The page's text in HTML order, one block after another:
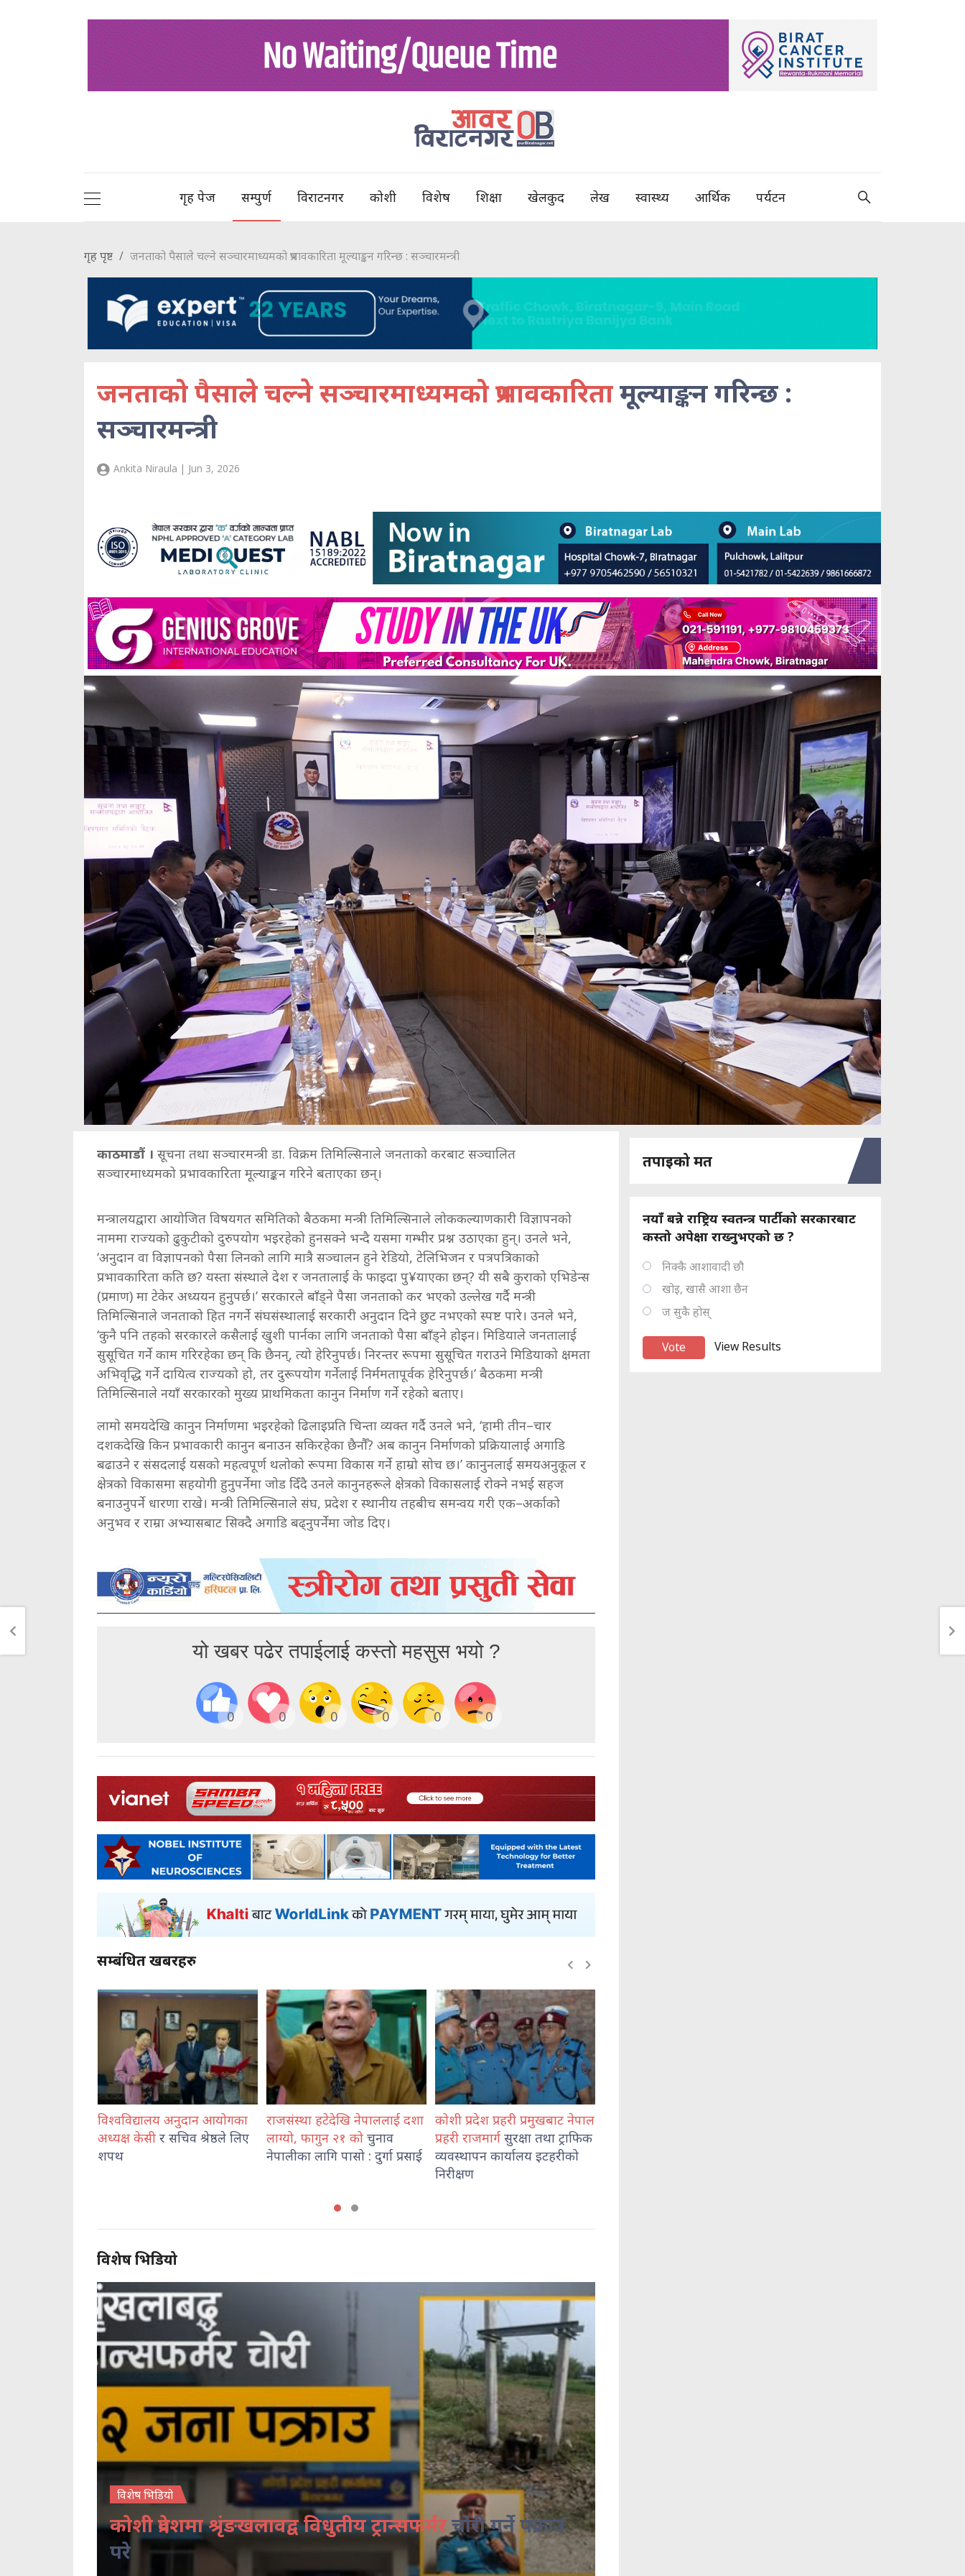
गृह पेज सम्पुर्ण विराटनगर कोशी विशेष शिक्षा खेलकुद लेख स्वास्थ्य आर्थिक पर्यटन
गृह पृष्ट जनताको पैसाले चल्ने सञ्चारमाध्यमको प्रभावकारिता मूल्याङ्कन गरिन्छ : सञ्चारमन्त्री
जनताको पैसाले चल्ने सञ्चारमाध्यमको प्रभावकारितामूल्याङ्कन गरिन्छ :
सञ्चारमन्त्री
Ankita Niraula | Jun 3, 2026
काठमाडौं । सूचना तथा सञ्चारमन्त्री डा. विक्रम तिमिल्सिनाले जनताको करबाट सञ्चालित
सञ्चारमाध्यमको प्रभावकारिता मूल्याङ्कन गरिने बताएका छन्।
मन्त्रालयद्वारा आयोजित विषयगत समितिको बैठकमा मन्त्री तिमिल्सिनाले लोककल्याणकारी विज्ञापनको
नाममा राज्यको ढुकुटीको दुरुपयोग भइरहेको हुनसक्ने भन्दै यसमा गम्भीर प्रश्न उठाएका हुन्। उनले भने,
‘अनुदान वा विज्ञापनको पैसा लिनको लागि मात्रै सञ्चालन हुने रेडियो, टेलिभिजन र पत्रपत्रिकाको
प्रभावकारिता कति छ? यस्ता संस्थाले देश र जनतालाई के फाइदा पु¥याएका छन्? यी सबै कुराको एभिडेन्स
(प्रमाण) मा टेकेर अध्ययन हुनुपर्छ।’ सरकारले बाँड्ने पैसा जनताको कर भएको उल्लेख गर्दै मन्त्री
तिमिल्सिनाले जनताको हित नगर्ने संघसंस्थालाई सरकारी अनुदान दिने छुट नभएको स्पष्ट पारे। उनले भने,
‘कुनै पनि तहको सरकारले कसैलाई खुशी पार्नका लागि जनताको पैसा बाँड्ने होइन। मिडियाले जनतालाई
सुसूचित गर्ने काम गरिरहेका छन् कि छैनन्, त्यो हेरिनुपर्छ। निरन्तर रूपमा सुसूचित गराउने मिडियाको क्षमता
अभिवृद्धि गर्ने दायित्व राज्यको हो, तर दुरूपयोग गर्नेलाई निर्ममतापूर्वक हेरिनुपर्छ।’ बैठकमा मन्त्री
तिमिल्सिनाले नयाँ सरकारको मुख्य प्राथमिकता कानुन निर्माण गर्ने रहेको बताए।
लामो समयदेखि कानुन निर्माणमा भइरहेको ढिलाइप्रति चिन्ता व्यक्त गर्दै उनले भने, ‘हामी तीन–चार
दशकदेखि किन प्रभावकारी कानुन बनाउन सकिरहेका छैनौँ? अब कानुन निर्माणको प्रक्रियालाई अगाडि
बढाउने र संसदलाई यसको महत्वपूर्ण थलोको रूपमा विकास गर्ने हाम्रो सोच छ।’ कानुनलाई समयअनुकूल र
क्षेत्रको विकासमा सहयोगी हुनुपर्नेमा जोड दिँदै उनले कानुनहरूले क्षेत्रको विकासलाई रोक्ने नभई सहज
बनाउनुपर्ने धारणा राखे। मन्त्री तिमिल्सिनाले संघ, प्रदेश र स्थानीय तहबीच समन्वय गरी एक–अर्काको
अनुभव र राम्रा अभ्यासबाट सिक्दै अगाडि बढ्नुपर्नेमा जोड दिए।
यो खबर पढेर तपाईलाई कस्तो महसुस भयो ?
0 0 0 0 0 0
सम्बंधित खबरहरु
राजसंस्था हटेदेखि नेपाललाई दशा
लाग्यो, फागुन २१ को चुनाव
नेपालीका लागि पासो : दुर्गा प्रसाई
कोशी प्रदेश प्रहरी प्रमुखबाट नेपाल
प्रहरी राजमार्ग सुरक्षा तथा ट्राफिक
व्यवस्थापन कार्यालय इटहरीको
भेडेटारबाट ६४७ किलो गाँजासहित
दुई जना पक्राउ
विशेष भिडियो
विशेष भिडियो
कोशी प्रदेशमा श्रृंङखलावद्व विधुतीय ट्रान्सफर्मरचोरी गर्ने पक्राउ
परे
तपाइको मत
नयाँ बन्ने राष्ट्रिय स्वतन्त्र पार्टीको सरकारबाट
कस्तो अपेक्षा राख्नुभएको छ ?
निक्कै आशावादी छौ
खोइ, खासै आशा छैन
ज सुकै होस्
View Results